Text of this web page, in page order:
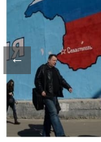
←